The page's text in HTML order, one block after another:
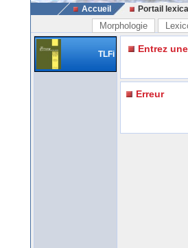
Accueil Portail lexical
Morphologie
TLFi Entrez
Erreur